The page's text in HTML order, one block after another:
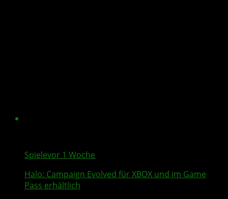
Spielevor 1 Woche
Halo: Campaign Evolved für XBOX und im Game
Pass erhältlich